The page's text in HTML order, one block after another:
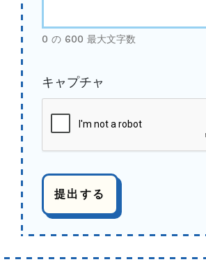
0 の 600 最大文字数
キャプチャ